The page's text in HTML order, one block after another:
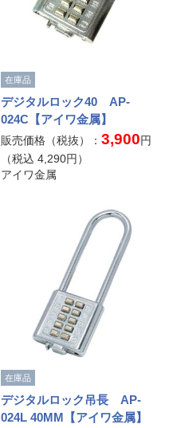
在庫品
デジタルロック40 AP-
024C【アイワ金属】
販売価格（税抜）：3,900円
（税込4,290円）
アイワ金属
在庫品
デジタルロック吊長 AP-
024L 40MM【アイワ金属】